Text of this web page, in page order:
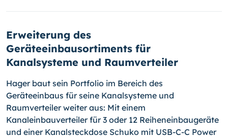
Erweiterung des
Geräteeinbausortiments für
Kanalsysteme und Raumverteiler
Hager baut sein Portfolio im Bereich des
Geräteeinbaus für seine Kanalsysteme und
Raumverteiler weiter aus: Mit einem
Kanaleinbauverteiler für 3 oder 12 Reiheneinbaugeräte
und einer Kanalsteckdose Schuko mit USB-C-C Power